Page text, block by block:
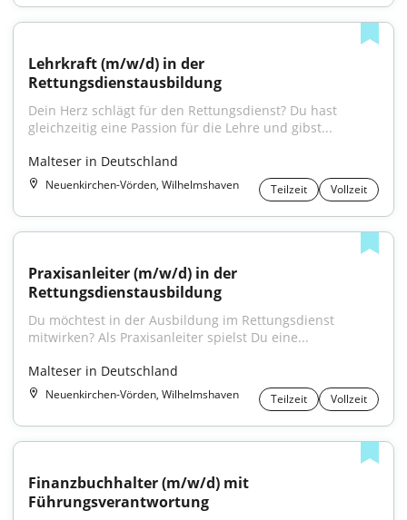
Lehrkraft (m/w/d) in der
Rettungsdienstausbildung
Dein Herz schlägt für den Rettungsdienst? Du hast
gleichzeitig eine Passion für die Lehre und gibst...
Malteser in Deutschland
Neuenkirchen-Vörden, Wilhelmshaven Teilzeit Vollzeit
Praxisanleiter (m/w/d) in der
Rettungsdienstausbildung
Du möchtest in der Ausbildung im Rettungsdienst
mitwirken? Als Praxisanleiter spielst Du eine...
Malteser in Deutschland
Neuenkirchen-Vörden, Wilhelmshaven Teilzeit Vollzeit
Finanzbuchhalter (m/w/d) mit
Führungsverantwortung